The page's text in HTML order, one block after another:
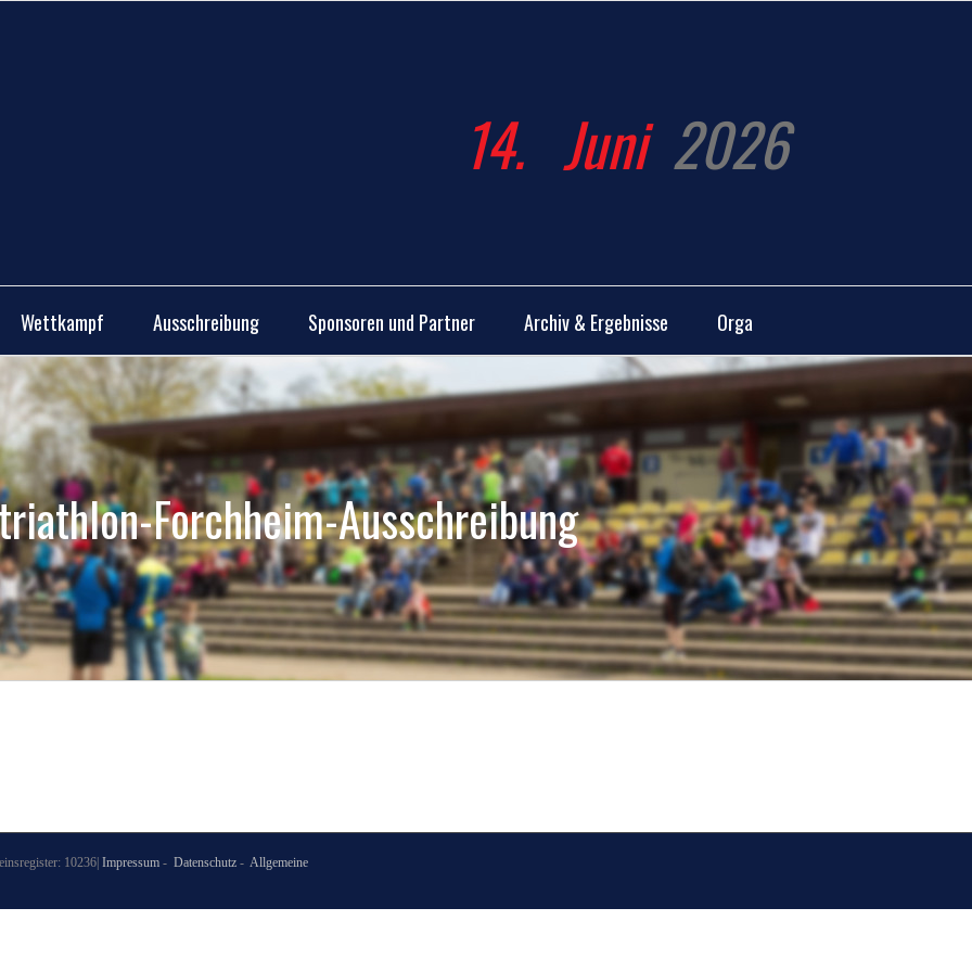
14. Juni2026
Wettkampf Ausschreibung Sponsoren und Partner Archiv & Ergebnisse Orga
Forchheim-Ausschreibung
10236| Impressum - Datenschutz - Allgemeine